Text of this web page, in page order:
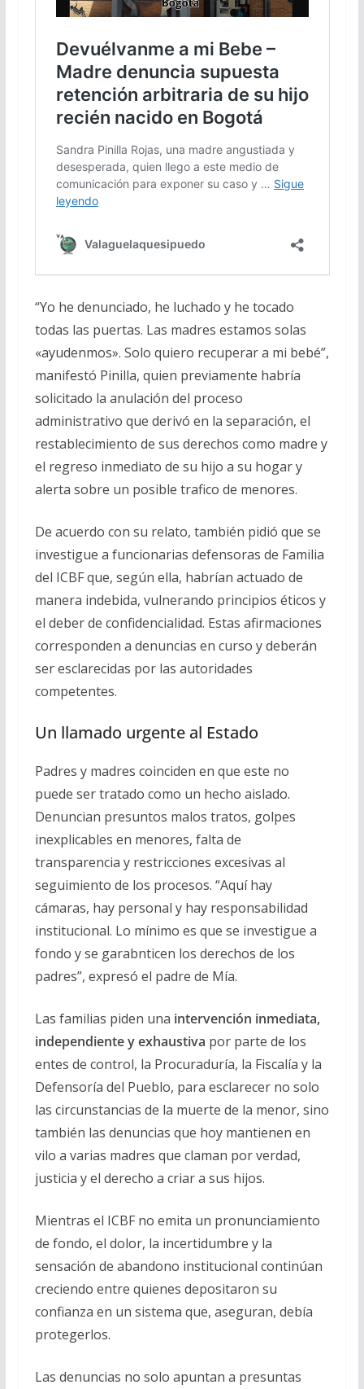
“Yo he denunciado, he luchado y he tocado
todas las puertas. Las madres estamos solas
«ayudenmos». Solo quiero recuperar a mi bebé”,
manifestó Pinilla, quien previamente habría
solicitado la anulación del proceso
administrativo que derivó en la separación, el
restablecimiento de sus derechos como madre y
el regreso inmediato de su hijo a su hogar y
alerta sobre un posible trafico de menores.
De acuerdo con su relato, también pidió que se
investigue a funcionarias defensoras de Familia
del ICBF que, según ella, habrían actuado de
manera indebida, vulnerando principios éticos y
el deber de confidencialidad. Estas afirmaciones
corresponden a denuncias en curso y deberán
ser esclarecidas por las autoridades
competentes.
Un llamado urgente al Estado
Padres y madres coinciden en que este no
puede ser tratado como un hecho aislado.
Denuncian presuntos malos tratos, golpes
inexplicables en menores, falta de
transparencia y restricciones excesivas al
seguimiento de los procesos. “Aquí hay
cámaras, hay personal y hay responsabilidad
institucional. Lo mínimo es que se investigue a
fondo y se garabnticen los derechos de los
padres”, expresó el padre de Mía.
Las familias piden una intervención inmediata,
independiente y exhaustiva por parte de los
entes de control, la Procuraduría, la Fiscalía y la
Defensoría del Pueblo, para esclarecer no solo
las circunstancias de la muerte de la menor, sino
también las denuncias que hoy mantienen en
vilo a varias madres que claman por verdad,
justicia y el derecho a criar a sus hijos.
Mientras el ICBF no emita un pronunciamiento
de fondo, el dolor, la incertidumbre y la
sensación de abandono institucional continúan
creciendo entre quienes depositaron su
confianza en un sistema que, aseguran, debía
protegerlos.
Las denuncias no solo apuntan a presuntas